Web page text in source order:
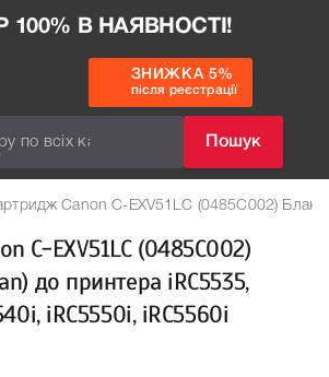
100% В НАЯВНОСТІ!
Пошук
ЗНИЖКА 5%
після реєстрації
Canon C-EXV51LC (0485C002)
C-EXV51LC (0485C002)
до принтера iRC5535,
iRC5550i, iRC5560i